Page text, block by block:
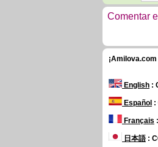
Comentar
English :
Español :
Français
日本語: